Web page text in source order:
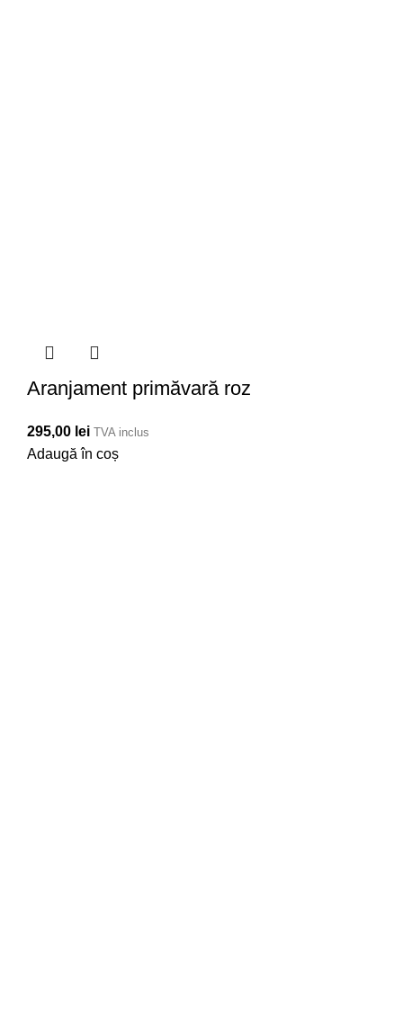
Aranjament primăvară roz
295,00 lei TVA inclus
Adaugă în coș